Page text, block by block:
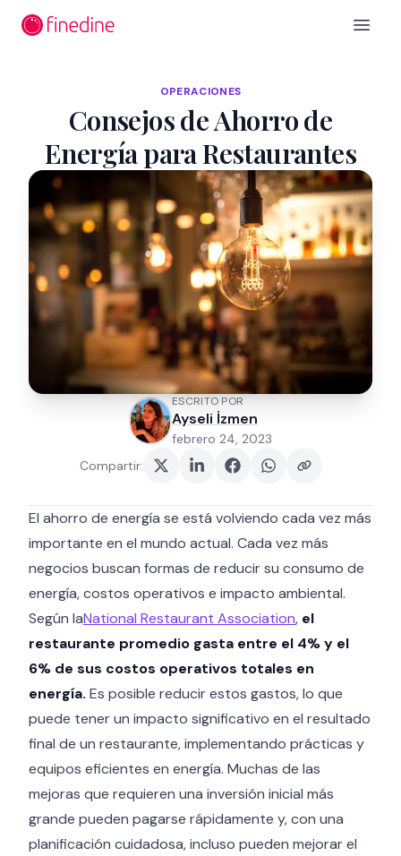
Open
OPERACIONES
Consejos de Ahorro de
Energía para Restaurantes
ESCRITO POR
Ayseli İzmen
febrero 24, 2023
Compartir:
El ahorro de energía se está volviendo cada vez más
importante en el mundo actual. Cada vez más
negocios buscan formas de reducir su consumo de
energía, costos operativos e impacto ambiental.
Según laNational Restaurant Association, el
restaurante promedio gasta entre el 4% y el
6% de sus costos operativos totales en
energía. Es posible reducir estos gastos, lo que
puede tener un impacto significativo en el resultado
final de un restaurante, implementando prácticas y
equipos eficientes en energía. Muchas de las
mejoras que requieren una inversión inicial más
grande pueden pagarse rápidamente y, con una
planificación cuidadosa, incluso pueden mejorar el